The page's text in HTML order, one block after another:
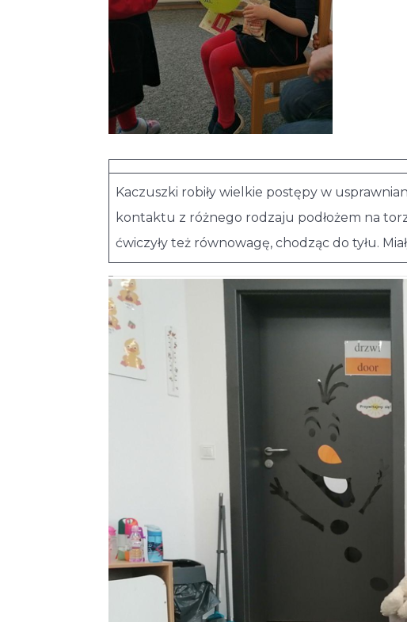
Kaczuszki robiły wielkie postępy w
kontaktu z różnego rodzaju podłożem na
ćwiczyły też równowagę, chodząc do tyłu.